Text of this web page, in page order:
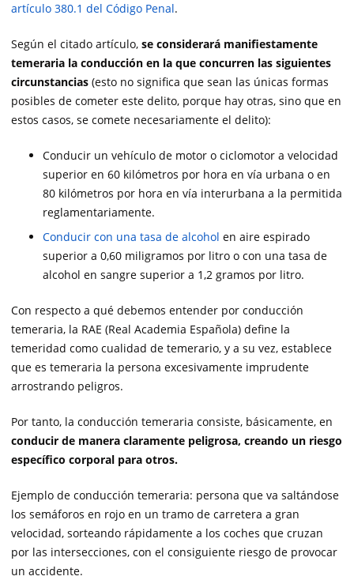
artículo 380.1 del Código Penal.
Según el citado artículo, se considerará manifiestamente
temeraria la conducción en la que concurren las siguientes
circunstancias (esto no significa que sean las únicas formas
posibles de cometer este delito, porque hay otras, sino que en
estos casos, se comete necesariamente el delito):
Conducir un vehículo de motor o ciclomotor a velocidad
superior en 60 kilómetros por hora en vía urbana o en
80 kilómetros por hora en vía interurbana a la permitida
reglamentariamente.
Conducir con una tasa de alcohol en aire espirado
superior a 0,60 miligramos por litro o con una tasa de
alcohol en sangre superior a 1,2 gramos por litro.
Con respecto a qué debemos entender por conducción
temeraria, la RAE (Real Academia Española) define la
temeridad como cualidad de temerario, y a su vez, establece
que es temeraria la persona excesivamente imprudente
arrostrando peligros.
Por tanto, la conducción temeraria consiste, básicamente, en
conducir de manera claramente peligrosa, creando un riesgo
específico corporal para otros.
Ejemplo de conducción temeraria: persona que va saltándose
los semáforos en rojo en un tramo de carretera a gran
velocidad, sorteando rápidamente a los coches que cruzan
por las intersecciones, con el consiguiente riesgo de provocar
un accidente.